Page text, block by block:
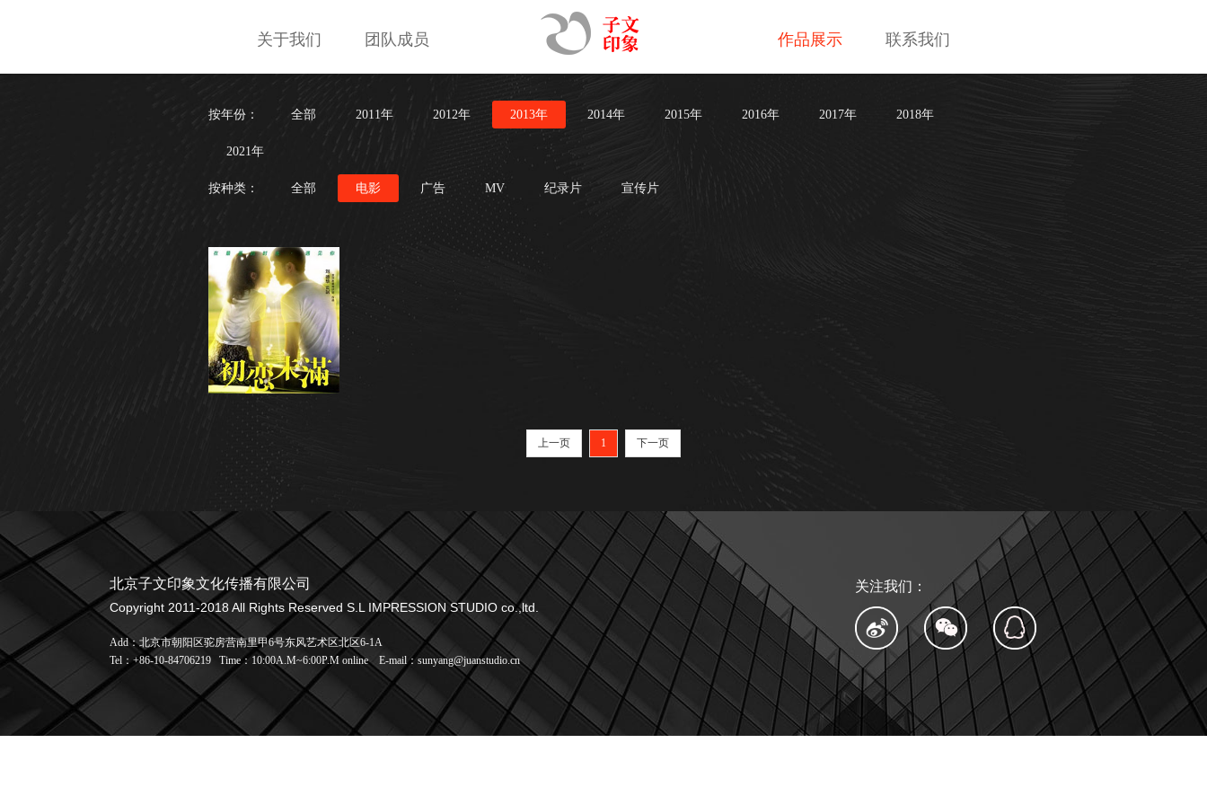
关于我们 团队成员 作品展示 联系我们
按年份： 全部 2011年 2012年 2013年 2014年 2015年 2016年 2017年 2018年
2021年
按种类： 全部 电影 广告 MV 纪录片 宣传片
上一页 1 下一页
北京子文印象文化传播有限公司
Copyright 2011-2018 All Rights Reserved S.L IMPRESSION STUDIO co.,ltd.
Add：北京市朝阳区驼房营南里甲6号东风艺术区北区6-1A
Tel：+86-10-84706219
Time：10:00A.M~6:00P.M online E-mail：sunyang@juanstudio.cn
关注我们：